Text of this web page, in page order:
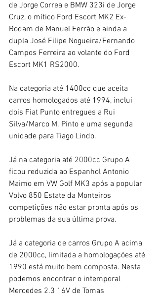
de Jorge Correa e BMW 323i de Jorge
Cruz, o mítico Ford Escort MK2 Ex-
Rodam de Manuel Ferrão e ainda a
dupla José Filipe Nogueira/Fernando
Campos Ferreira ao volante do Ford
Escort MK1 RS2000.
Na categoria até 1400cc que aceita
carros homologados até 1994, inclui
dois Fiat Punto entregues a Rui
Silva/Marco M. Pinto e uma segunda
unidade para Tiago Lindo.
Já na categoria até 2000cc Grupo A
ficou reduzida ao Espanhol Antonio
Maimo em VW Golf MK3 após a popular
Volvo 850 Estate da Monteiros
competições não estar pronta após os
problemas da sua última prova.
Já a categoria de carros Grupo A acima
de 2000cc, limitada a homologações até
1990 está muito bem composta. Nesta
podemos encontrar o intemporal
Mercedes 2.3 16V de Tomas